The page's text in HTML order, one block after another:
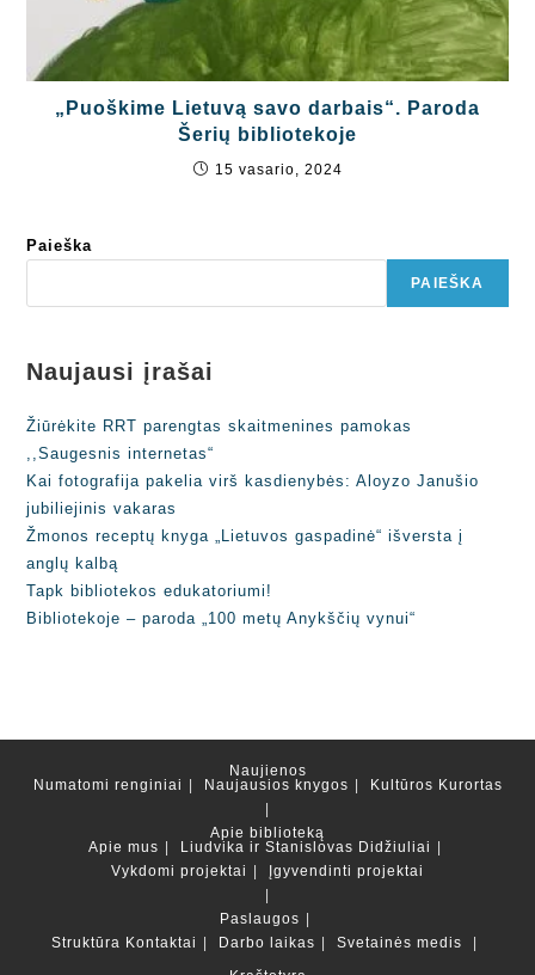
„Puoškime Lietuvą savo darbais“. Paroda
Šerių bibliotekoje
15 vasario, 2024
Paieška
PAIEŠKA
Naujausi įrašai
Žiūrėkite RRT parengtas skaitmenines pamokas
,,Saugesnis internetas“
Kai fotografija pakelia virš kasdienybės: Aloyzo Janušio
jubiliejinis vakaras
Žmonos receptų knyga „Lietuvos gaspadinė“ išversta į
anglų kalbą
Tapk bibliotekos edukatoriumi!
Bibliotekoje – paroda „100 metų Anykščių vynui“
Naujienos
Numatomi renginiai
Naujausios knygos Kultūros Kurortas
Apie biblioteką
Apie mus
Liudvika ir Stanislovas Didžiuliai
Vykdomi projektai
Įgyvendinti projektai
Paslaugos
Struktūra Kontaktai Darbo laikas
Svetainės medis